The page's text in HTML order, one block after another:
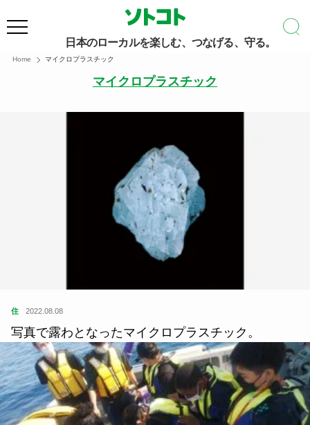
日本のローカルを楽しむ、つなげる、守る。
Home マイクロプラスチック
マイクロプラスチック
住 2022.08.08
写真で露わとなったマイクロプラスチック。